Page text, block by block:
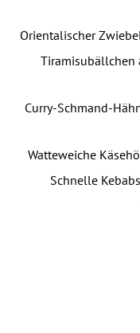
Orientalischer
Tiramisubällchen
Curry-Schmand-
Watteweiche
Schnelle